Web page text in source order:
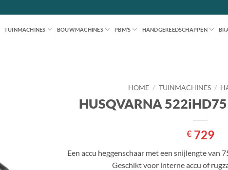
TUINMACHINES BOUWMACHINES PBM’S HANDGEREEDSCHAPPEN
HOME / TUINMACHINES /
HUSQVARNA
€729
Een accu heggenschaar met een snijlengte van
Geschikt voor interne accu of